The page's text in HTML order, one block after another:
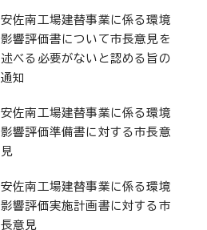
安佐南工場建替事業に係る環境
影響評価書について市長意見を
述べる必要がないと認める旨の
通知
安佐南工場建替事業に係る環境
影響評価準備書に対する市長意
見
安佐南工場建替事業に係る環境
影響評価実施計画書に対する市
長意見